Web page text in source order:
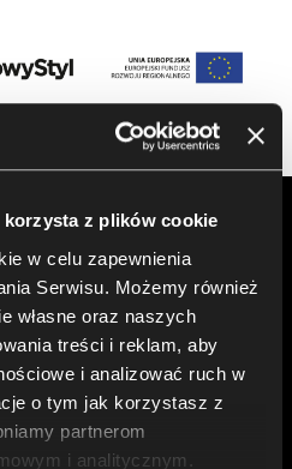
z plików cookie
w celu zapewnienia
Serwisu. Możemy również
własne oraz naszych
treści i reklam, aby
i analizować ruch w
o tym jak korzystasz z
partnerom
i analitycznym.
na innowacje
zakładu zainstalowane
mało- i wielkoseryjna.
z zaawansowanym
pozwala na realizację